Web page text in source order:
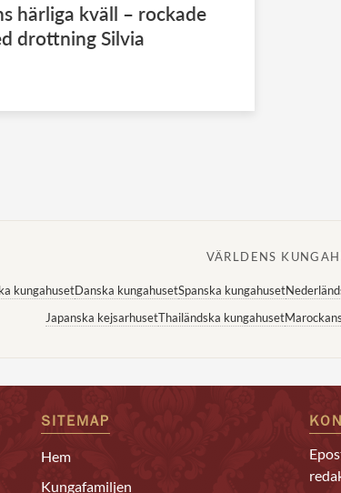
härliga kväll – rockade
drottning Silvia
VÄRLDENS
kungahusetDanska kungahusetSpanska kungahuset
Japanska kejsarhusetThailändska kungahuset
SITEMAP
Hem
Kungafamiljen